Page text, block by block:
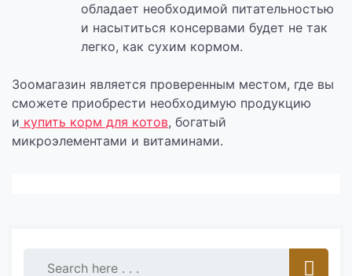
обладает необходимой питательностью
и насытиться консервами будет не так
легко, как сухим кормом.
Зоомагазин является проверенным местом, где вы
сможете приобрести необходимую продукцию
и купить корм для котов, богатый
микроэлементами и витаминами.